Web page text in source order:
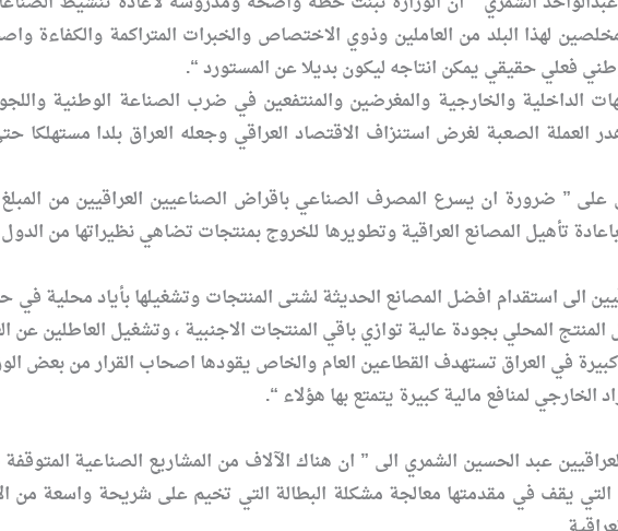
لهذا البلد من العاملين وذوي الاختصاص والخبرات المتراكمة والكفاءة
فعلي حقيقي يمكن انتاجه ليكون بديلا عن المستورد “.
الداخلية والخارجية والمغرضين والمنتفعين في ضرب الصناعة الوطنية
العملة الصعبة لغرض استنزاف الاقتصاد العراقي وجعله العراق بلدا
باعادة تأهيل المصانع العراقية وتطويرها للخروج بمنتجات تضاهي نظيراتها من
الى استقدام افضل المصانع الحديثة لشتى المنتجات وتشغيلها بأياد محلية
المحلي بجودة عالية توازي باقي المنتجات الاجنبية ، وتشغيل العاطلين عن
في العراق تستهدف القطاعين العام والخاص يقودها اصحاب القرار من بعض
الخارجي لمنافع مالية كبيرة يتمتع بها هؤلاء “.
عبد الحسين الشمري الى ” ان هناك الآلاف من المشاريع الصناعية
التي يقف في مقدمتها معالجة مشكلة البطالة التي تخيم على شريحة واسعة من